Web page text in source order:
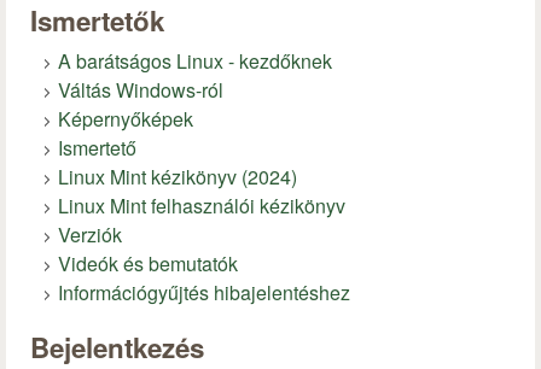
Ismertetők
A barátságos Linux - kezdőknek
Váltás Windows-ról
Képernyőképek
Ismertető
Linux Mint kézikönyv (2024)
Linux Mint felhasználói kézikönyv
Verziók
Videók és bemutatók
Információgyűjtés hibajelentéshez
Bejelentkezés